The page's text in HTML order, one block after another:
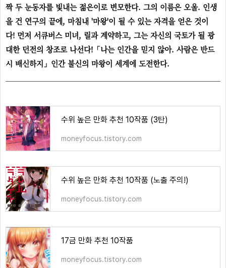
짝 두 눈동자를 빛내는 젊은이로 변모한다. 그의 이름은 오울. 인생
을 건 연구의 끝에, 마침내 '마왕'이 될 수 있는 자격을 얻은 것이
다! 먼저 서큐버스 미녀, 릴과 계약하고, 그는 자신의 국토가 될 광
대한 던전의 창조로 나선다!「나는 인간을 믿지 않아. 사람은 반드
시 배신하지」인간 불신의 마왕이 세계에 도전한다.
수위 높은 만화 추천 10작품 (3탄)
moneyfocus.tistory.com
수위 높은 만화 추천 10작품 (노출 주의!)
moneyfocus.tistory.com
17금 만화 추천 10작품
moneyfocus.tistory.com